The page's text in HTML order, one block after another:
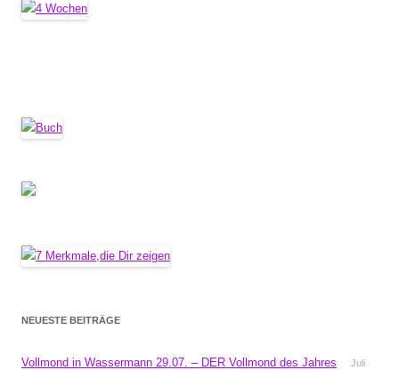
NEUESTE BEITRÄGE
Vollmond in Wassermann 29.07. – DER Vollmond des Jahres
Juli